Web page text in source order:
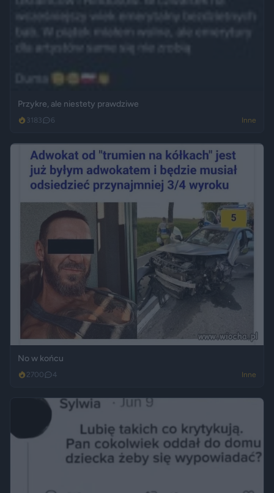
Przykre, ale niestety prawdziwe
3183 6 Inne
No w końcu
2700 4 Inne